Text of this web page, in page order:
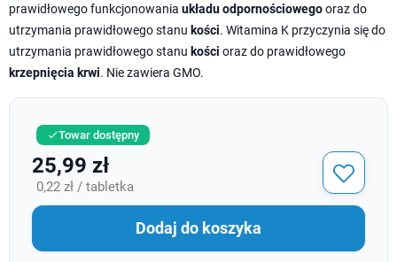
prawidłowego funkcjonowania układu odpornościowegooraz do
utrzymania prawidłowego stanu kości. Witamina K przyczynia się do
utrzymania prawidłowego stanu kości oraz do prawidłowego
krzepnięcia krwi. Nie zawiera GMO.
Towar dostępny
25,99 zł
0,22 zł / tabletka
Dodaj do koszyka